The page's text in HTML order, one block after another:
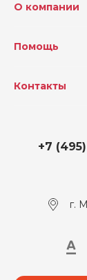
О компании
Помощь
Контакты
+7
г.